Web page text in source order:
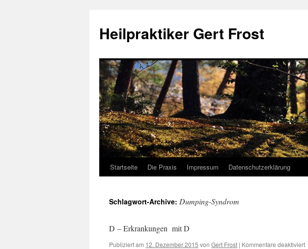
Heilpraktiker Gert Frost
Zum
springen
Startseite Die Praxis Impressum Datenschutzerklärung
Schlagwort-Archive: Dumping-Syndrom
D – Erkrankungen mit D
Publiziert am 12. Dezember 2015 von Gert Frost | Kommentare deaktiviertfür